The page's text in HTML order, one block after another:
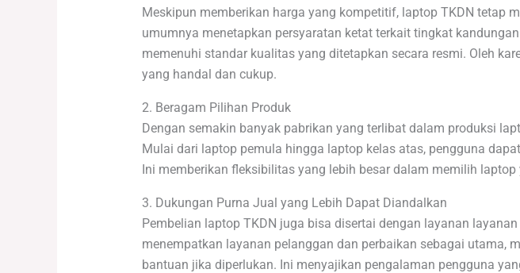
Meskipun memberikan harga yang kompetitif, laptop TKDN tetap
umumnya menetapkan persyaratan ketat terkait tingkat
memenuhi standar kualitas yang ditetapkan secara resmi. Oleh
yang handal dan cukup.
2. Beragam Pilihan Produk
Dengan semakin banyak pabrikan yang terlibat dalam produksi
Mulai dari laptop pemula hingga laptop kelas atas, pengguna
Ini memberikan fleksibilitas yang lebih besar dalam memilih laptop
3. Dukungan Purna Jual yang Lebih Dapat Diandalkan
Pembelian laptop TKDN juga bisa disertai dengan layanan
menempatkan layanan pelanggan dan perbaikan sebagai utama,
bantuan jika diperlukan. Ini menyajikan pengalaman pengguna